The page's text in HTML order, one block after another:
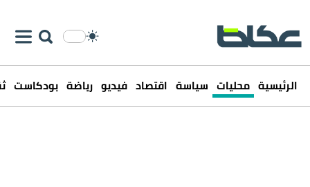
الرئيسية محليات سياسة اقتصاد فيديو رياضة بودكاست